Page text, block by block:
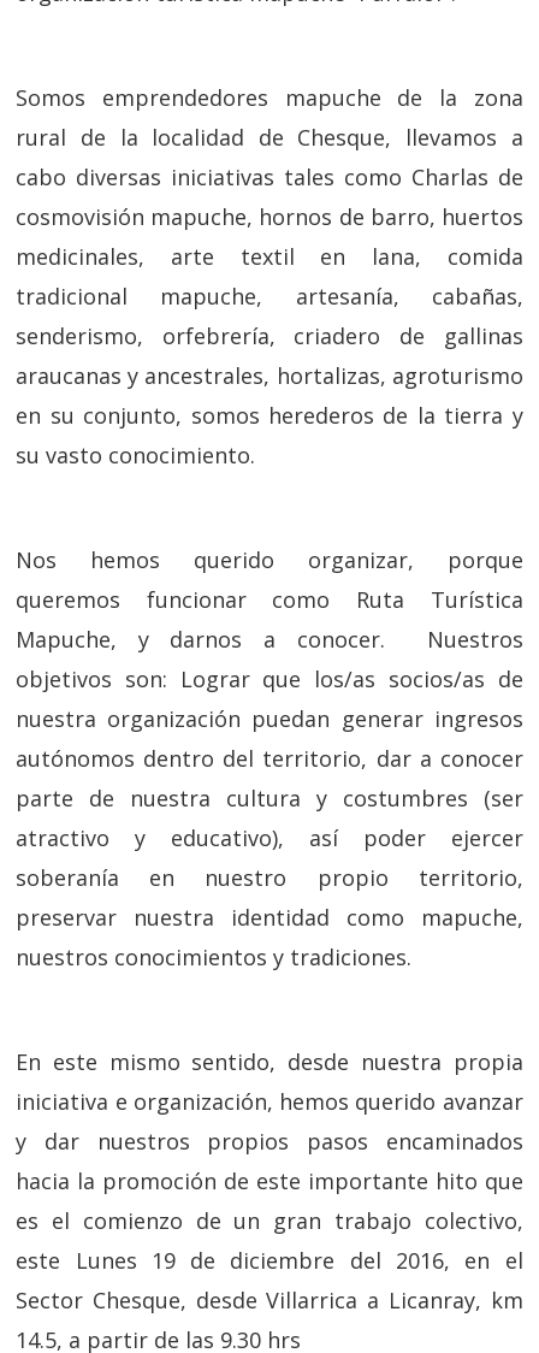
Somos emprendedores mapuche de la zona
rural de la localidad de Chesque, llevamos a
cabo diversas iniciativas tales como Charlas de
cosmovisión mapuche, hornos de barro, huertos
medicinales, arte textil en lana, comida
tradicional mapuche, artesanía, cabañas,
senderismo, orfebrería, criadero de gallinas
araucanas y ancestrales, hortalizas, agroturismo
en su conjunto, somos herederos de la tierra y
su vasto conocimiento.
Nos hemos querido organizar, porque
queremos funcionar como Ruta Turística
Mapuche, y darnos a conocer. Nuestros
objetivos son: Lograr que los/as socios/as de
nuestra organización puedan generar ingresos
autónomos dentro del territorio, dar a conocer
parte de nuestra cultura y costumbres (ser
atractivo y educativo), así poder ejercer
soberanía en nuestro propio territorio,
preservar nuestra identidad como mapuche,
nuestros conocimientos y tradiciones.
En este mismo sentido, desde nuestra propia
iniciativa e organización, hemos querido avanzar
y dar nuestros propios pasos encaminados
hacia la promoción de este importante hito que
es el comienzo de un gran trabajo colectivo,
este Lunes 19 de diciembre del 2016, en el
Sector Chesque, desde Villarrica a Licanray, km
14.5, a partir de las 9.30 hrs